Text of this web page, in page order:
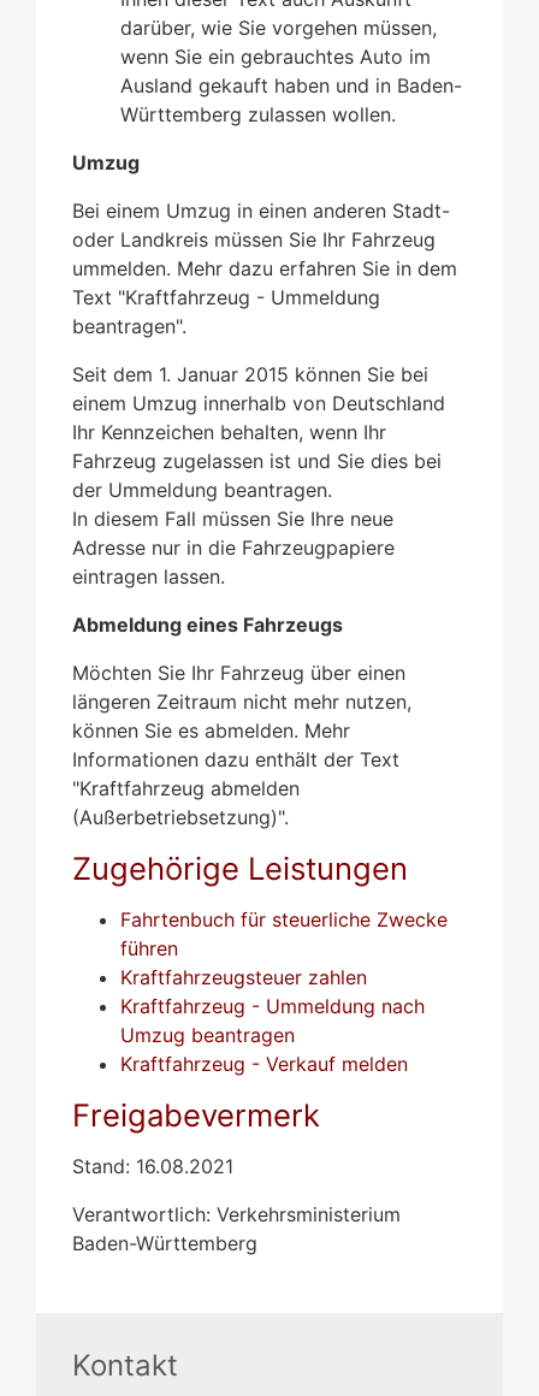
darüber, wie Sie vorgehen müssen,
wenn Sie ein gebrauchtes Auto im
Ausland gekauft haben und in Baden-
Württemberg zulassen wollen.
Umzug
Bei einem Umzug in einen anderen Stadt-
oder Landkreis müssen Sie Ihr Fahrzeug
ummelden. Mehr dazu erfahren Sie in dem
Text "Kraftfahrzeug - Ummeldung
beantragen".
Seit dem 1. Januar 2015 können Sie bei
einem Umzug innerhalb von Deutschland
Ihr Kennzeichen behalten, wenn Ihr
Fahrzeug zugelassen ist und Sie dies bei
der Ummeldung beantragen.
In diesem Fall müssen Sie Ihre neue
Adresse nur in die Fahrzeugpapiere
eintragen lassen.
Abmeldung eines Fahrzeugs
Möchten Sie Ihr Fahrzeug über einen
längeren Zeitraum nicht mehr nutzen,
können Sie es abmelden. Mehr
Informationen dazu enthält der Text
"Kraftfahrzeug abmelden
(Außerbetriebsetzung)".
Zugehörige Leistungen
Fahrtenbuch für steuerliche Zwecke
führen
Kraftfahrzeugsteuer zahlen
Kraftfahrzeug - Ummeldung nach
Umzug beantragen
Kraftfahrzeug - Verkauf melden
Freigabevermerk
Stand: 16.08.2021
Verantwortlich: Verkehrsministerium
Baden-Württemberg
Kontakt